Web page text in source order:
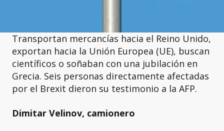
Transportan mercancías hacia el Reino Unido,
exportan hacia la Unión Europea (UE), buscan
científicos o soñaban con una jubilación en
Grecia. Seis personas directamente afectadas
por el Brexit dieron su testimonio a la AFP.
Dimitar Velinov, camionero